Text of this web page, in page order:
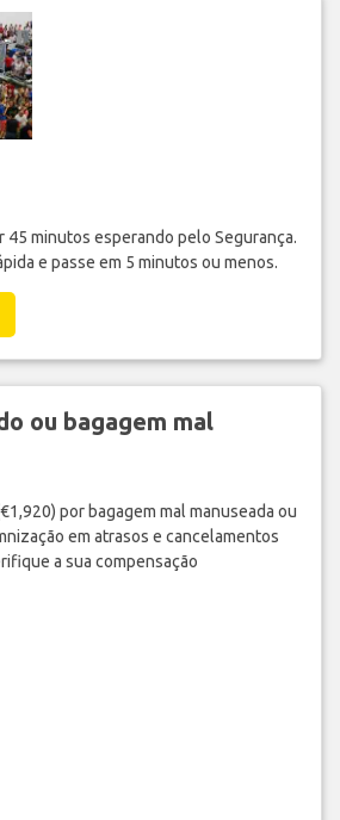
45 minutos esperando pelo Segurança.
e passe em 5 minutos ou menos.
ou bagagem mal
por bagagem mal manuseada ou
em atrasos e cancelamentos
a sua compensação